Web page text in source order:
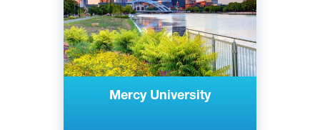
Mercy University